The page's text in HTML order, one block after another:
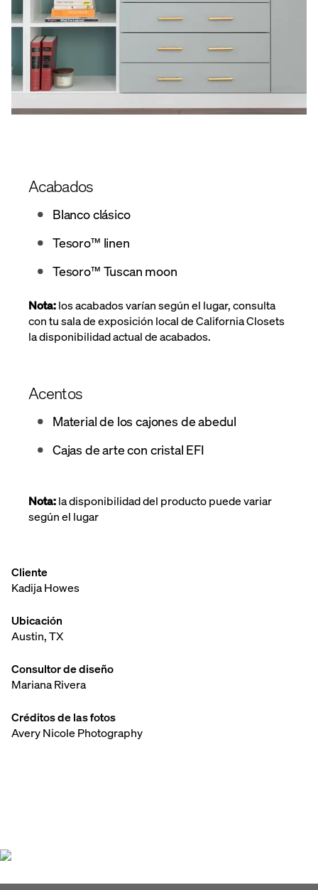
Acabados
Blanco clásico
Tesoro™ linen
Tesoro™ Tuscan moon
Nota:los acabados varían según el lugar, consulta
con tu sala de exposición local de California Closets
la disponibilidad actual de acabados.
Acentos
Material de los cajones de abedul
Cajas de arte con cristal EFI
Nota:la disponibilidad del producto puede variar
según el lugar
Cliente
Kadija Howes
Ubicación
Austin, TX
Consultor de diseño
Mariana Rivera
Créditos de las fotos
Avery Nicole Photography